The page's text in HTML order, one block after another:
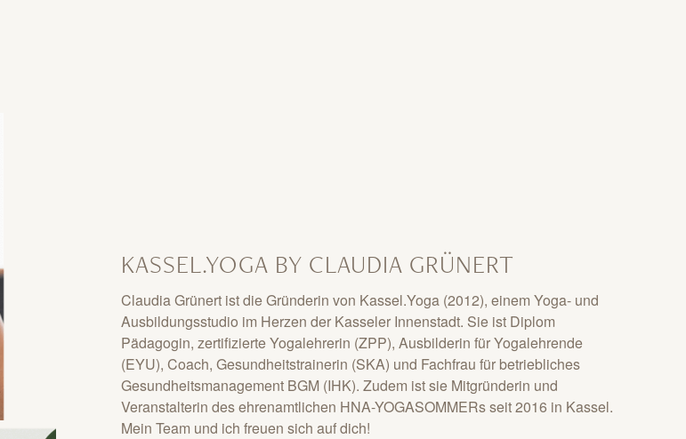
KASSEL.YOGA BY CLAUDIA GRÜNERT
Claudia Grünert ist die Gründerin von Kassel.Yoga (2012), einem Yoga- und
Ausbildungsstudio im Herzen der Kasseler Innenstadt. Sie ist Diplom
Pädagogin, zertifizierte Yogalehrerin (ZPP), Ausbilderin für Yogalehrende
(EYU), Coach, Gesundheitstrainerin (SKA) und Fachfrau für betriebliches
Gesundheitsmanagement BGM (IHK). Zudem ist sie Mitgründerin und
Veranstalterin des ehrenamtlichen HNA-YOGASOMMERs seit 2016 in Kassel.
Mein Team und ich freuen sich auf dich!